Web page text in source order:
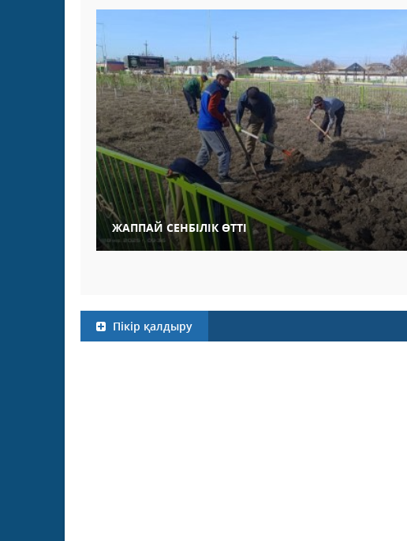
ЖАППАЙ СЕНБІЛІК ӨТТІ
Пікір қалдыру